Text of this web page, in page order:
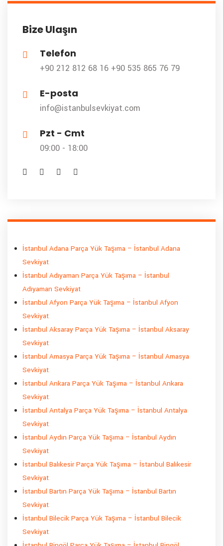
Bize Ulaşın
Telefon
+90 212 812 68 16 +90 535 865 76 79
E-posta
info@istanbulsevkiyat.com
Pzt - Cmt
09:00 - 18:00
İstanbul Adana Parça Yük Taşıma – İstanbul Adana
Sevkiyat
İstanbul Adıyaman Parça Yük Taşıma – İstanbul
Adıyaman Sevkiyat
İstanbul Afyon Parça Yük Taşıma – İstanbul Afyon
Sevkiyat
İstanbul Aksaray Parça Yük Taşıma – İstanbul Aksaray
Sevkiyat
İstanbul Amasya Parça Yük Taşıma – İstanbul Amasya
Sevkiyat
İstanbul Ankara Parça Yük Taşıma – İstanbul Ankara
Sevkiyat
İstanbul Antalya Parça Yük Taşıma – İstanbul Antalya
Sevkiyat
İstanbul Aydın Parça Yük Taşıma – İstanbul Aydın
Sevkiyat
İstanbul Balıkesir Parça Yük Taşıma – İstanbul Balıkesir
Sevkiyat
İstanbul Bartın Parça Yük Taşıma – İstanbul Bartın
Sevkiyat
İstanbul Bilecik Parça Yük Taşıma – İstanbul Bilecik
Sevkiyat